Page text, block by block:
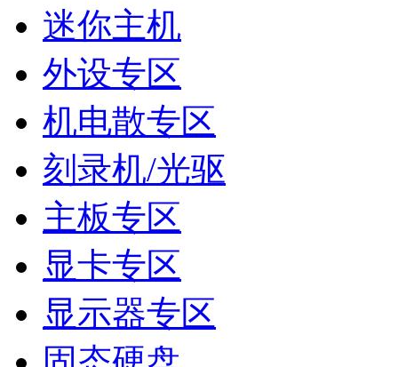
迷你主机
外设专区
机电散专区
刻录机/光驱
主板专区
显卡专区
显示器专区